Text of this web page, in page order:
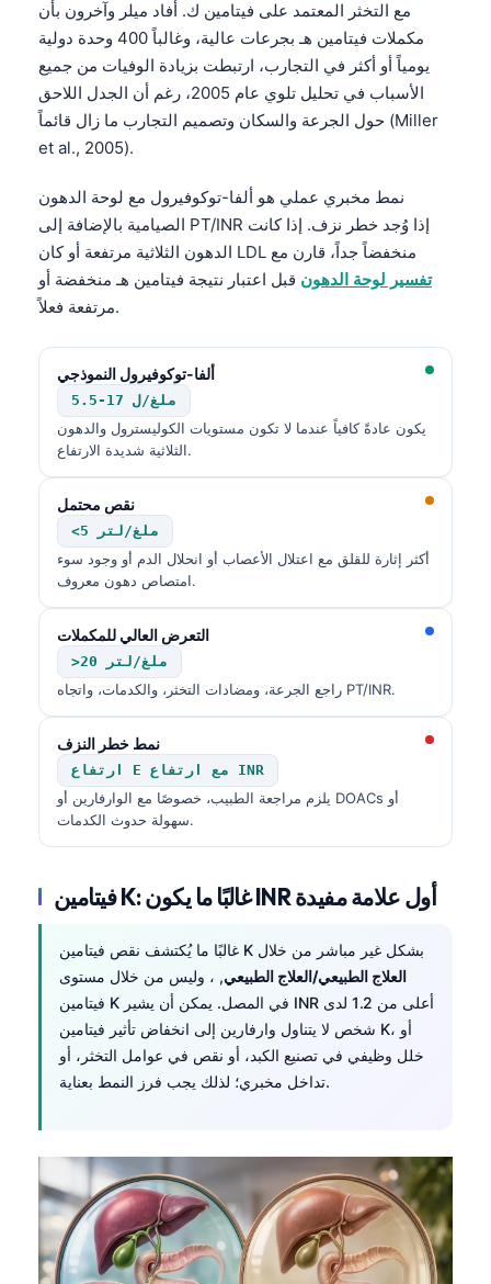
مع التخثر المعتمد على فيتامين ك. أفاد ميلر وآخرون بأن
مكملات فيتامين هـ بجرعات عالية، وغالباً 400 وحدة دولية
يومياً أو أكثر في التجارب، ارتبطت بزيادة الوفيات من جميع
الأسباب في تحليل تلوي عام 2005، رغم أن الجدل اللاحق
حول الجرعة والسكان وتصميم التجارب ما زال قائماً (Miller
et al., 2005).
نمط مخبري عملي هو ألفا-توكوفيرول مع لوحة الدهون
الصيامية بالإضافة إلى PT/INR إذا وُجد خطر نزف. إذا كانت
الدهون الثلاثية مرتفعة أو كان LDL منخفضاً جداً، قارن مع
تفسير لوحة الدهون قبل اعتبار نتيجة فيتامين هـ منخفضة أو
مرتفعة فعلاً.
ألفا-توكوفيرول النموذجي
5.5-17 ملغ/ل
يكون عادةً كافياً عندما لا تكون مستويات الكوليسترول والدهون
الثلاثية شديدة الارتفاع.
نقص محتمل
<5 ملغ/لتر
أكثر إثارة للقلق مع اعتلال الأعصاب أو انحلال الدم أو وجود سوء
امتصاص دهون معروف.
التعرض العالي للمكملات
>20 ملغ/لتر
راجع الجرعة، ومضادات التخثر، والكدمات، واتجاه PT/INR.
نمط خطر النزف
ارتفاع E مع ارتفاع INR
يلزم مراجعة الطبيب، خصوصًا مع الوارفارين أو DOACs أو
سهولة حدوث الكدمات.
فيتامين K: غالبًا ما يكون INR أول علامة مفيدة
غالبًا ما يُكتشف نقص فيتامين K بشكل غير مباشر من خلال
العلاج الطبيعي/العلاج الطبيعي, ، وليس من خلال مستوى
فيتامين K في المصل. يمكن أن يشير INR أعلى من 1.2 لدى
شخص لا يتناول وارفارين إلى انخفاض تأثير فيتامين K، أو
خلل وظيفي في تصنيع الكبد، أو نقص في عوامل التخثر، أو
تداخل مخبري؛ لذلك يجب فرز النمط بعناية.
Basa Jawa
Cebuano
ئۇيغۇرچە
Беларуская мова
Esperanto
Frysk
Ślōnskŏ gŏdka